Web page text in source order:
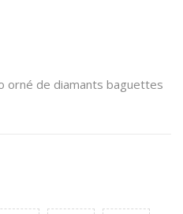
orné de diamants baguettes